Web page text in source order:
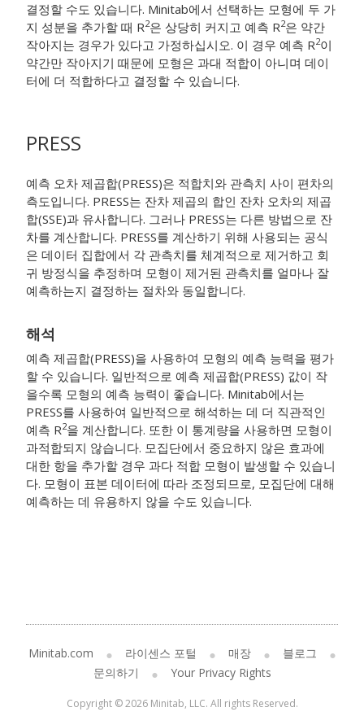
결정할 수도 있습니다. Minitab에서 선택하는 모형에 두 가
지 성분을 추가할 때 R2은 상당히 커지고 예측 R2은 약간
작아지는 경우가 있다고 가정하십시오. 이 경우 예측 R2이
약간만 작아지기 때문에 모형은 과대 적합이 아니며 데이
터에 더 적합하다고 결정할 수 있습니다.
PRESS
예측 오차 제곱합(PRESS)은 적합치와 관측치 사이 편차의
측도입니다. PRESS는 잔차 제곱의 합인 잔차 오차의 제곱
합(SSE)과 유사합니다. 그러나 PRESS는 다른 방법으로 잔
차를 계산합니다. PRESS를 계산하기 위해 사용되는 공식
은 데이터 집합에서 각 관측치를 체계적으로 제거하고 회
귀 방정식을 추정하며 모형이 제거된 관측치를 얼마나 잘
예측하는지 결정하는 절차와 동일합니다.
해석
예측 제곱합(PRESS)을 사용하여 모형의 예측 능력을 평가
할 수 있습니다. 일반적으로 예측 제곱합(PRESS) 값이 작
을수록 모형의 예측 능력이 좋습니다. Minitab에서는
PRESS를 사용하여 일반적으로 해석하는 데 더 직관적인
예측 R2을 계산합니다. 또한 이 통계량을 사용하면 모형이
과적합되지 않습니다. 모집단에서 중요하지 않은 효과에
대한 항을 추가할 경우 과다 적합 모형이 발생할 수 있습니
다. 모형이 표본 데이터에 따라 조정되므로, 모집단에 대해
예측하는 데 유용하지 않을 수도 있습니다.
Minitab.com 라이센스 포털 매장
블로그
문의하기
Your Privacy Rights
Copyright © 2026 Minitab, LLC. All rights Reserved.